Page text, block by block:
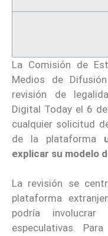
La Comisión de
Medios de
revisión de
Digital Today el 6
cualquier solicitud
de la plataforma
explicar su modelo
La revisión se
plataforma
podría involucrar
especulativas.